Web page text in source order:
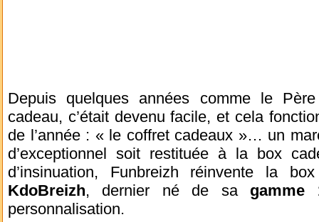
Depuis quelques années comme le
cadeau, c’était devenu facile, et cela
de l’année : « le coffret cadeaux »… un
d’exceptionnel soit restituée à la box
d’insinuation, Funbreizh réinvente la
KdoBreizh, dernier né de sa gamme
personnalisation.